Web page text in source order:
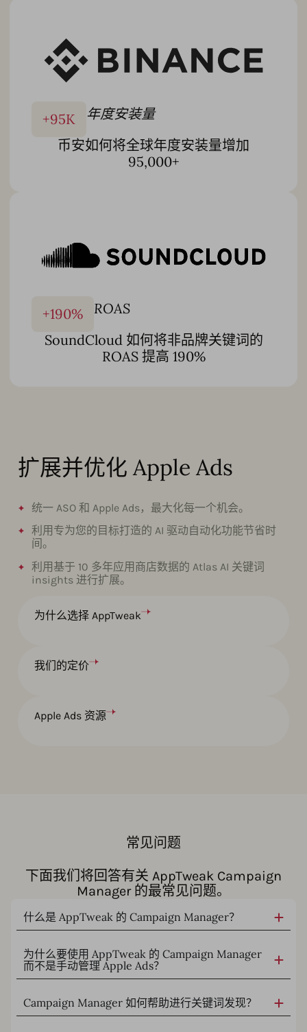
了解更多
+95K
年度安装量
币安如何将全球年度安装量增加
95,000+
+190%
ROAS
SoundCloud 如何将非品牌关键词的
ROAS 提高 190%
为什么选择 AppTweak
我们的定价
Apple Ads 资源
扩展并优化 Apple Ads
统一 ASO 和 Apple Ads，最大化每一个机会。
利用专为您的目标打造的 AI 驱动自动化功能节省时
间。
利用基于 10 多年应用商店数据的 Atlas AI 关键词
insights 进行扩展。
常见问题
下面我们将回答有关 AppTweak Campaign
Manager 的最常见问题。
什么是 AppTweak 的 Campaign Manager？
为什么要使用 AppTweak 的 Campaign Manager
而不是手动管理 Apple Ads？
Campaign Manager 如何帮助进行关键词发现？